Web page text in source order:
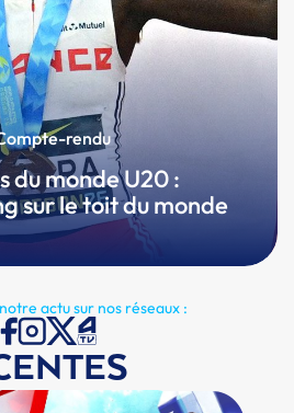
rendu
du monde U20 :
sur le toit du monde
actu sur nos réseaux :